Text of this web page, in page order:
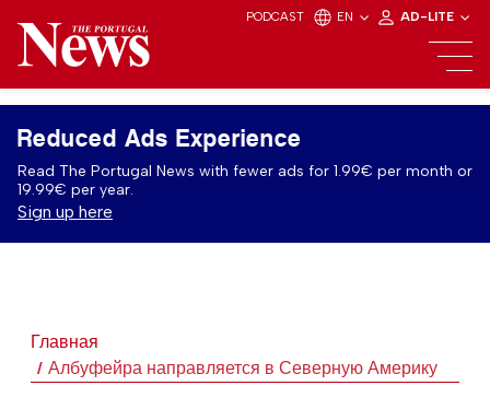
PODCAST EN AD-LITE
Reduced Ads Experience
Read The Portugal News with fewer ads for 1.99€ per month or
19.99€ per year.
Sign up here
Главная
Албуфейра направляется в Северную Америку